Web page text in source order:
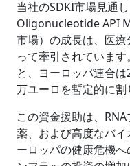
当社のSDKI市場見通
Oligonucleotide API
市場）の成長は、医
って牽引されていま
と、ヨーロッパ連合
万ユーロを暫定的に割
この資金援助は、
薬、および高度なバ
ーロッパの健康危機